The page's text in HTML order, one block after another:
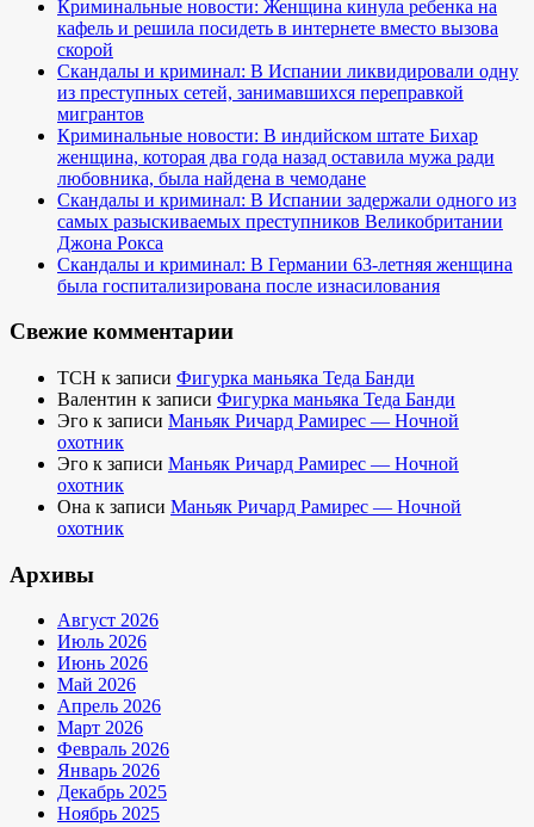
Криминальные новости: Женщина кинула ребенка на
кафель и решила посидеть в интернете вместо вызова
скорой
Скандалы и криминал: В Испании ликвидировали одну
из преступных сетей, занимавшихся переправкой
мигрантов
Криминальные новости: В индийском штате Бихар
женщина, которая два года назад оставила мужа ради
любовника, была найдена в чемодане
Скандалы и криминал: В Испании задержали одного из
самых разыскиваемых преступников Великобритании
Джона Рокса
Скандалы и криминал: В Германии 63-летняя женщина
была госпитализирована после изнасилования
Свежие комментарии
TCH к записи Фигурка маньяка Теда Банди
Валентин к записи Фигурка маньяка Теда Банди
Эго к записи Маньяк Ричард Рамирес — Ночной
охотник
Эго к записи Маньяк Ричард Рамирес — Ночной
охотник
Она к записи Маньяк Ричард Рамирес — Ночной
охотник
Архивы
Август 2026
Июль 2026
Июнь 2026
Май 2026
Апрель 2026
Март 2026
Февраль 2026
Январь 2026
Декабрь 2025
Ноябрь 2025